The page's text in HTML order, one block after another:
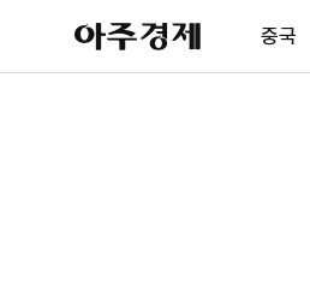
아
주
제
중국